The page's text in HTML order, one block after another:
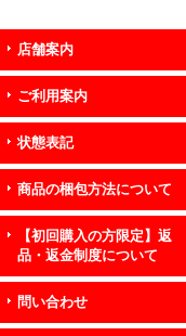
店舗案内
ご利用案内
状態表記
商品の梱包方法について
【初回購入の方限定】返
品・返金制度について
問い合わせ